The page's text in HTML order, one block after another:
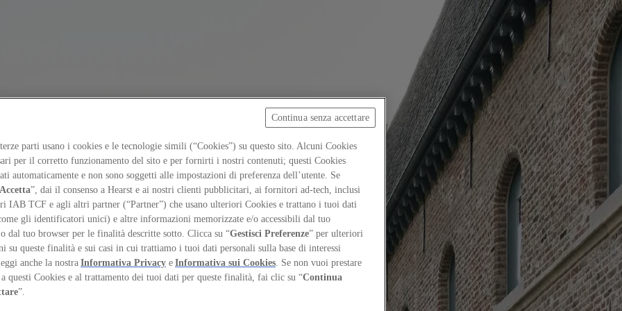
design
parti usano i cookies e le tecnologie simili (“Cookies”) su questo sito. Alcuni Cookies
per il corretto funzionamento del sito e per fornirti i nostri contenuti; questi Cookies
automaticamente e non sono soggetti alle impostazioni di preferenza dell’utente. Se
Accetta”, dai il consenso a Hearst e ai nostri clienti pubblicitari, ai fornitori ad-tech, inclusi
IAB TCF e agli altri partner (“Partner”) che usano ulteriori Cookies e trattano i tuoi dati
gli identificatori unici) e altre informazioni memorizzate e/o accessibili dal tuo
dal tuo browser per le finalità descritte sotto. Clicca su “Gestisci Preferenze” per ulteriori
su queste finalità e sui casi in cui trattiamo i tuoi dati personali sulla base di interessi
anche la nostraInformativa Privacy eInformativa sui Cookies . Se non vuoi prestare
a questi Cookies e al trattamento dei tuoi dati per queste finalità, fai clic su “Continua
”.
Continua senza accettare